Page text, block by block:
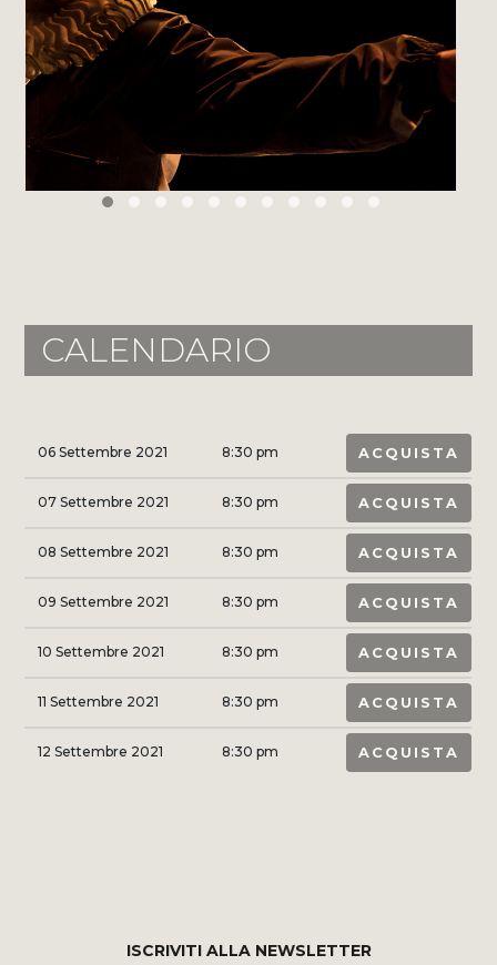
CALENDARIO
06 Settembre 2021 8:30 pm ACQUISTA
07 Settembre 2021 8:30 pm ACQUISTA
08 Settembre 2021 8:30 pm ACQUISTA
09 Settembre 2021 8:30 pm ACQUISTA
10 Settembre 2021 8:30 pm ACQUISTA
11 Settembre 2021 8:30 pm ACQUISTA
12 Settembre 2021 8:30 pm ACQUISTA
ISCRIVITI ALLA NEWSLETTER